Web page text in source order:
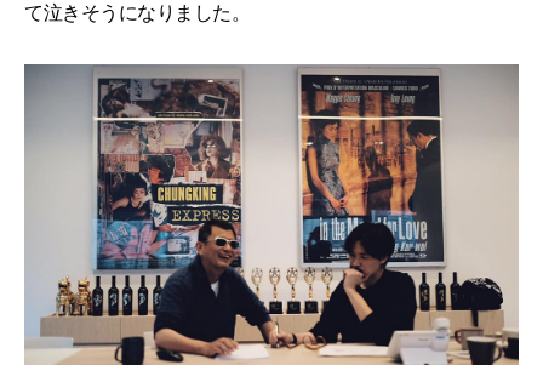
て泣きそうになりました。